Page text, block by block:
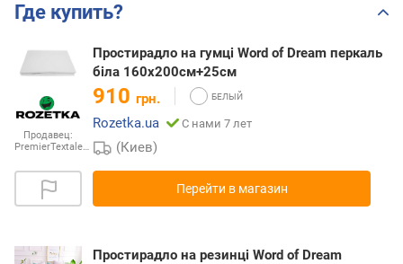
Где купить?
Продавец:
PremierTextale…
Простирадло на гумці Word of Dream перкаль
біла 160х200см+25см
910 грн.
Rozetka.ua
С нами 7 лет
(Киев)
Перейти в магазин
Простирадло на резинці Word of Dream